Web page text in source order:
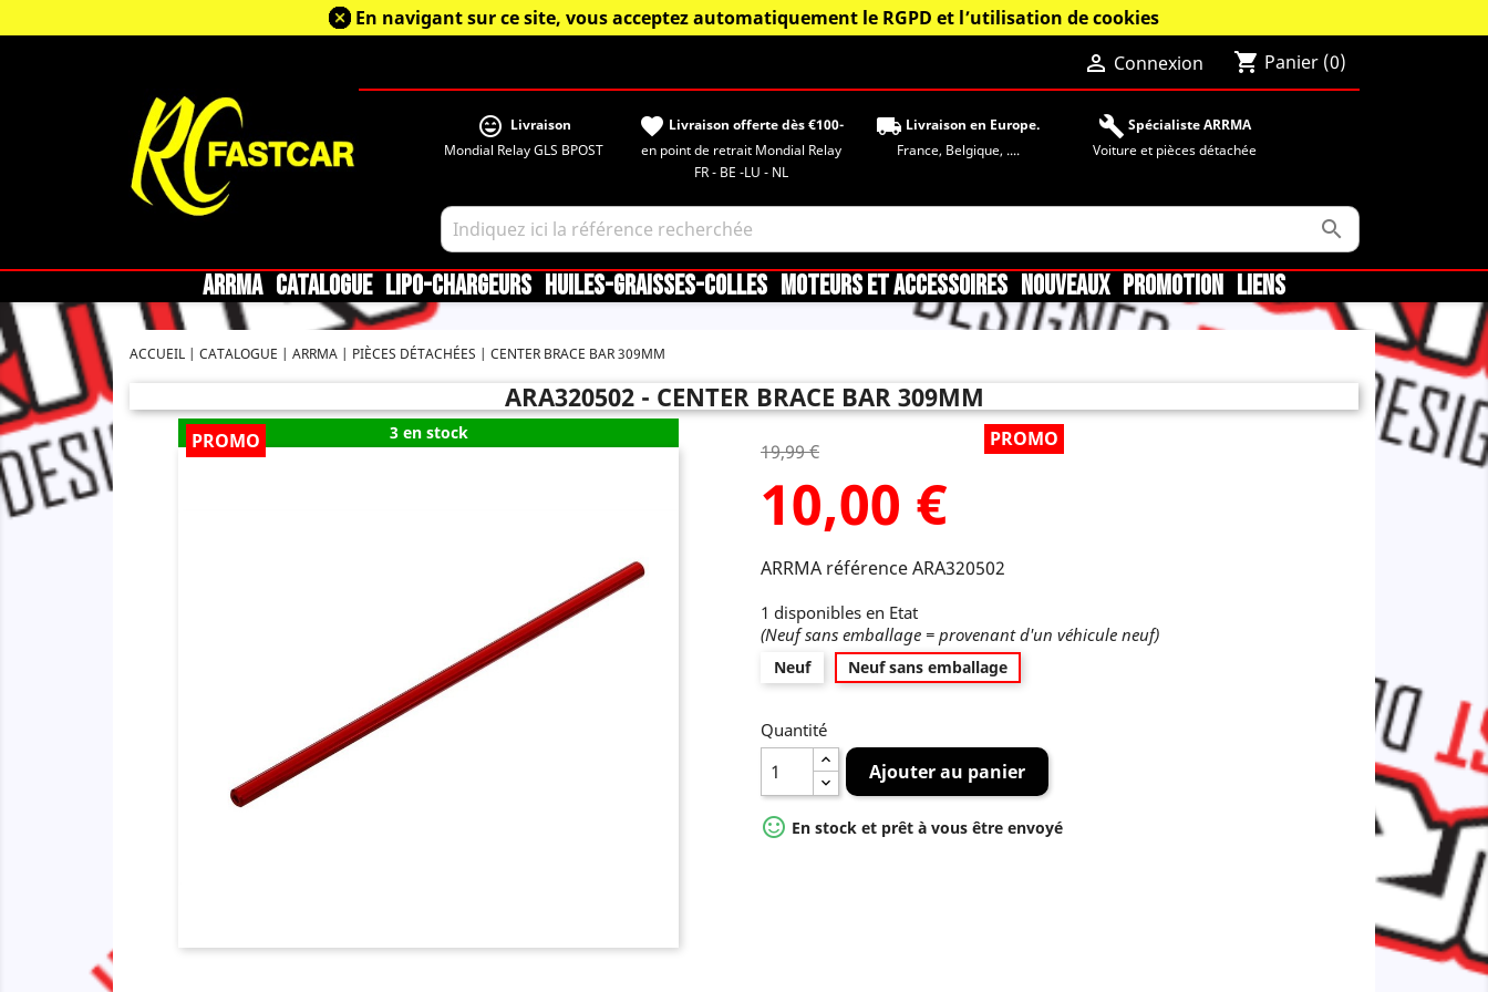
En navigant sur ce site, vous acceptez automatiquement le RGPD et l’utilisation de cookies
 Connexion shopping_cart Panier (0)
sentiment_very_satisfied Livraison
Mondial Relay GLS BPOST
favorite Livraison offerte dès €100-
en point de retrait Mondial Relay
FR - BE -LU - NL
local_shipping Livraison en Europe.
France, Belgique, ....
build Spécialiste ARRMA
Voiture et pièces détachée

ARRMA CATALOGUE LIPO-CHARGEURS HUILES-GRAISSES-COLLES MOTEURS ET ACCESSOIRES NOUVEAUX PROMOTION LIENS
ACCUEIL CATALOGUE ARRMA PIÈCES DÉTACHÉES CENTER BRACE BAR 309MM
ARA320502 - CENTER BRACE BAR 309MM
3 en stock
19,99 €
10,00 €
ARRMA référence ARA320502
1 disponibles en Etat
(Neuf sans emballage = provenant d'un véhicule neuf)
Neuf Neuf sans emballage
Quantité
Ajouter au panier
 En stock et prêt à vous être envoyé